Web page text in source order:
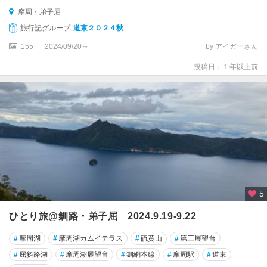
摩周・弟子屈
旅行記グループ 道東２０２４秋
155 2024/09/20～ by アイガーさん
投稿日：１年以上前
5
ひとり旅@釧路・弟子屈 2024.9.19-9.22
# 摩周湖 # 摩周湖カムイテラス #硫黄山 #第三展望台
# 屈斜路湖 # 摩周湖展望台 #釧網本線 # 摩周駅 #道東